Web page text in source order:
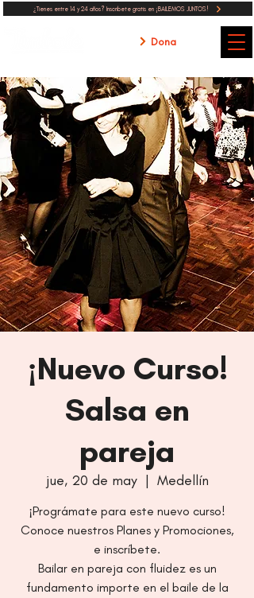
¿Tienes entre 14 y 24 años? Inscribete gratis en ¡BAILEMOS JUNTOS!
Dona
¡Nuevo Curso!
Salsa en
pareja
jue, 20 de may
  |
Medellín
¡Prográmate para este nuevo curso!
Conoce nuestros Planes y Promociones,
e inscríbete.
Bailar en pareja con fluidez es un
fundamento importe en el baile de la